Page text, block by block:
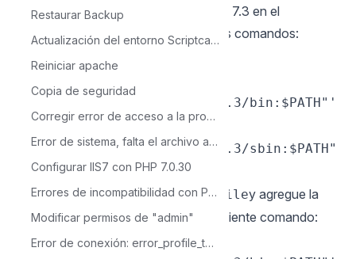
Restaurar Backup
Actualización del entorno Scriptcase 9 a PHP 7.3
Reiniciar apache
Copia de seguridad
Corregir error de acceso a la propia base de datos de Scriptcase
Error de sistema, falta el archivo api-ms-win-crt-runtime-l1-1-0.dll
Configurar IIS7 con PHP 7.0.30
Errores de incompatibilidad con PHP 7.0 luego de la conversión
Modificar permisos de "admin"
Error de conexión: error_profile_test_module
7 - Agregue la ruta para instalar PHP 7.3 en el
archivo ~/.zshrc con los siguientes comandos:
PATH="/usr/local/opt/php@7.3/bin:$PATH"'
>> ~/.zshrc echo 'export
PATH="/usr/local/opt/php@7.3/sbin:$PATH"
' >> ~/.zshrc
8 - Edite el archivo~/.bash_profiley agregue la
ruta para instalar PHP 7.3 con el siguiente comando:
echo 'export